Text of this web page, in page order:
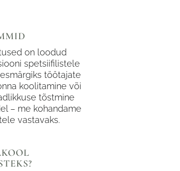
on loodud
spetsiifilistele
töötajate
koolitamine või
tõstmine
– me kohandame
vastavaks.